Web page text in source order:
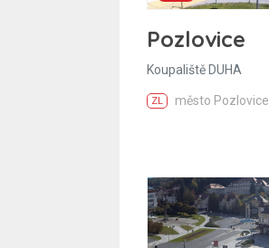
Pozlovice
Koupaliště DUHA
ZL město Pozlovice